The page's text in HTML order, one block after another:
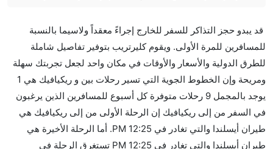
إلىريكيافيك مما تستغرقه الخطوط الجوية الأخرى؟
نعم. توفر كل من أسرع رحلات الطيران على هذا الطريق،
هل توفر شركات الطيران مساحة إضافية للنوم؟
كثير من خطوط طيران درجة رجال الأعمال توفر مساحة
إضافية للنوم.
هل يمكنني حمل طعامي الخاص؟
نعم، يمكنك حمل طعامك الخاص، و لكن يجب أن يكون معبئا
قد يبدو حجز التذاكر للسفر للخارج إجراءً معقداً ولاسيما بالنسبة
للمسافرين للمرة الأولى. ويقوم كليرتريب بتوفير تفاصيل شاملة
للطرق الدولية والأسعار والأوقات في مكان واحد لجعل تجربتك سهلة
ومريحة وإن الخطوط الجوية التي تسير رحلات بين و ريكيافيك هي 1
يوجد بالمجمل 9 رحلات متوفرة كل أسبوع للمسافرين الذين يرغبون
في السفر من إلى ريكيافيك إن الرحلة الأولى من إلى ريكيافيك هي
طيران أيسلندا والتي تغادر في 12:25 PM. أما الرحلة الأخيرة هي
طيران أيسلندا والتي تغادر في 12:25 PM تستغرق الرحلة في